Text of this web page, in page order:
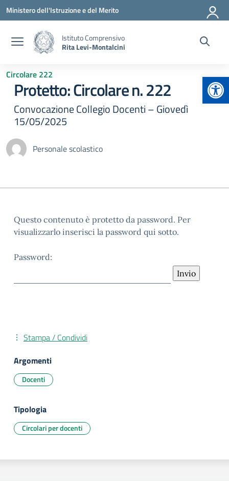
Vai ai contenuti
Vai al menu di navigazione
Vai al footer
Ministero dell'Istruzione e del Merito
Istituto Comprensivo
Rita Levi-Montalcini
Circolare 222
Protetto: Circolare n. 222
Convocazione Collegio Docenti – Giovedì
15/05/2025
Personale scolastico
Questo contenuto è protetto da password. Per
visualizzarlo inserisci la password qui sotto.
Password:
Stampa / Condividi
Argomenti
Docenti
Tipologia
Circolari per docenti